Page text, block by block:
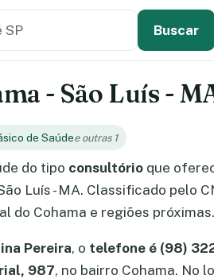
Buscar
- São Luís -
de Saúdee outras 1
do tipo consultório que
Luís - MA. Classificado pelo
do Cohama e regiões próximas.
Pereira, o telefone é (98)
987, no bairro Cohama. No